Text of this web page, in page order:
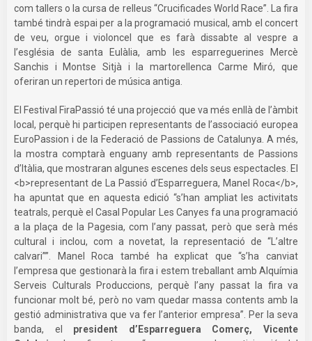
com tallers o la cursa de relleus “Crucificades World Race”. La fira
també tindrà espai per a la programació musical, amb el concert
de veu, orgue i violoncel que es farà dissabte al vespre a
l’església de santa Eulàlia, amb les esparreguerines Mercè
Sanchis i Montse Sitjà i la martorellenca Carme Miró, que
oferiran un repertori de música antiga.
El Festival FiraPassió té una projecció que va més enllà de l’àmbit
local, perquè hi participen representants de l’associació europea
EuroPassion i de la Federació de Passions de Catalunya. A més,
la mostra comptarà enguany amb representants de Passions
d’Itàlia, que mostraran algunes escenes dels seus espectacles. El
<b>representant de La Passió d’Esparreguera, Manel Roca</b>,
ha apuntat que en aquesta edició “s’han ampliat les activitats
teatrals, perquè el Casal Popular Les Canyes fa una programació
a la plaça de la Pagesia, com l’any passat, però que serà més
cultural i inclou, com a novetat, la representació de “L’altre
calvari””. Manel Roca també ha explicat que “s’ha canviat
l’empresa que gestionarà la fira i estem treballant amb Alquímia
Serveis Culturals Produccions, perquè l’any passat la fira va
funcionar molt bé, però no vam quedar massa contents amb la
gestió administrativa que va fer l’anterior empresa”. Per la seva
banda, el president d’Esparreguera Comerç, Vicente